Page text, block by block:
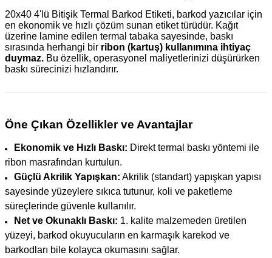
20x40 4'lü Bitişik Termal Barkod Etiketi, barkod yazıcılar için
en ekonomik ve hızlı çözüm sunan etiket türüdür. Kağıt
üzerine lamine edilen termal tabaka sayesinde, baskı
sırasında herhangi bir ribon (kartuş) kullanımına ihtiyaç
duymaz. Bu özellik, operasyonel maliyetlerinizi düşürürken
baskı sürecinizi hızlandırır.
Öne Çıkan Özellikler ve Avantajlar
Ekonomik ve Hızlı Baskı: Direkt termal baskı yöntemi ile
ribon masrafından kurtulun.
Güçlü Akrilik Yapışkan: Akrilik (standart) yapışkan yapısı
sayesinde yüzeylere sıkıca tutunur, koli ve paketleme
süreçlerinde güvenle kullanılır.
Net ve Okunaklı Baskı: 1. kalite malzemeden üretilen
yüzeyi, barkod okuyucuların en karmaşık karekod ve
barkodları bile kolayca okumasını sağlar.